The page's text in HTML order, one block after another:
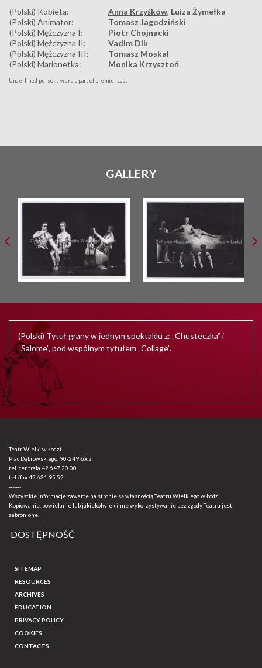
(Polski) Kobieta: Anna Krzyśków, Luiza Żymełka
(Polski) Animator:
Tomasz Jagodziński
(Polski) Mężczyzna I:
Piotr Chojnacki
(Polski) Mężczyzna II:
Vadim Dik
(Polski) Mężczyzna III:
Tomasz Moskal
(Polski) Marionetka:
Monika Krzysztoń
Underlined persons were a part of premier cast
GALLERY
(Polski) Tytuł grany w jednym spektaklu z: „Chusteczka” i
„Salome”, pod wspólnym tytułem „Collage”.
Teatr Wielki w Łodzi
Plac Dąbrowskiego, 90-249 Łódź
tel. centrala 42 647 20 00
tel./fax42 631 95 52
-------
Wszystkie informacje zawarte na stronie są własnością Teatru Wielkiego w Łodzi.
Kopiowanie, powielanie lub jakiekolwiek inne wykorzystywanie bez zgody Teatru jest
zabronione.
DOSTĘPNOŚĆ
SITEMAP
RESOURCES
ARCHIVES
EDUCATION
PRIVACY POLICY
COOKIES
CONTACTS